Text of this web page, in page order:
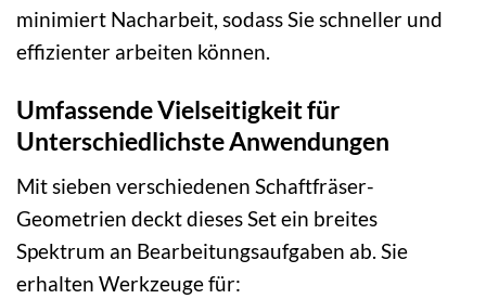
minimiert Nacharbeit, sodass Sie schneller und
effizienter arbeiten können.
Umfassende Vielseitigkeit für
Unterschiedlichste Anwendungen
Mit sieben verschiedenen Schaftfräser-
Geometrien deckt dieses Set ein breites
Spektrum an Bearbeitungsaufgaben ab. Sie
erhalten Werkzeuge für: